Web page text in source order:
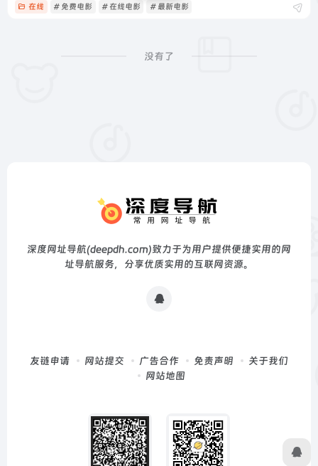
在线 # 免费电影 # 在线电影 # 最新电影
没有了
深度网址导航(deepdh.com)致力于为用户提供便捷实用的网
址导航服务，分享优质实用的互联网资源。
友链申请 网站提交 广告合作 免责声明
关于我们
网站地图